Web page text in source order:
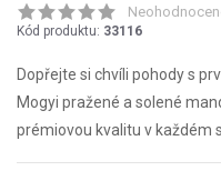
Kód produktu: 33116
Dopřejte si chvíli pohody s
Mogyi pražené a solené
prémiovou kvalitu v každém